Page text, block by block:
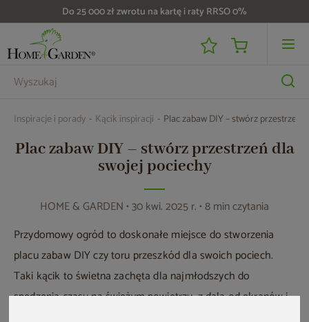
Do 25 000 zł zwrotu na kartę i raty RRSO 0%
Inspiracje i porady Kącik inspiracji Plac zabaw DIY – stwórz przestrzeń
Plac zabaw DIY – stwórz przestrzeń dla
swojej pociechy
HOME & GARDEN• 30 kwi. 2025 r. • 8 min czytania
Przydomowy ogród to doskonałe miejsce do stworzenia
placu zabaw DIY czy toru przeszkód dla swoich pociech.
Taki kącik to świetna zachęta dla najmłodszych do
spędzenia czasu na świeżym powietrzu, z dala od ekranów i